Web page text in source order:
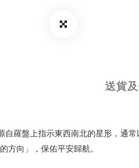
送貨
羅盤上指示東西南北的星形，通
方向」，保佑平安歸航。